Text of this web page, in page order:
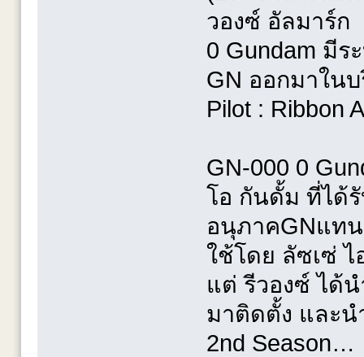
วองซ์ อัลมาร์ก
0 Gundam มีร
GN ออกมาใน
Pilot : Ribbon
GN-000 0
โอ กันดั้ม ที่ได้
อนุภาคGNแทน
ใช้โดย ลัซเซ่ ไ
แต่ รีวองซ์ ได้
มาติดตั้ง และน
2nd Season…